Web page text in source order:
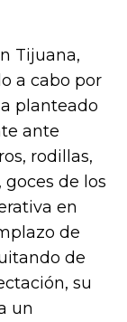
Tijuana,
a cabo por
planteado
ante
rodillas,
de los
en
de
de
su
un